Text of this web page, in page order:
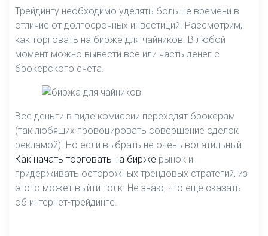
Трейдингу необходимо уделять больше времени в
отличие от долгосрочных инвестиций. Рассмотрим,
как торговать на бирже для чайников. В любой
момент можно вывести все или часть денег с
брокерского счёта.
Все деньги в виде комиссии переходят брокерам
(так любящих провоцировать совершение сделок
рекламой). Но если выбрать не очень волатильный
Как начать торговать на бирже рынок и
придерживать осторожных трендовых стратегий, из
этого может выйти толк. Не знаю, что еще сказать
об интернет-трейдинге.